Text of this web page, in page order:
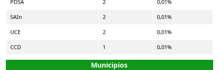
PDSA 2 0,01%
SAIn 2 0,01%
UCE 2 0,01%
CCD 1 0,01%
Municipios